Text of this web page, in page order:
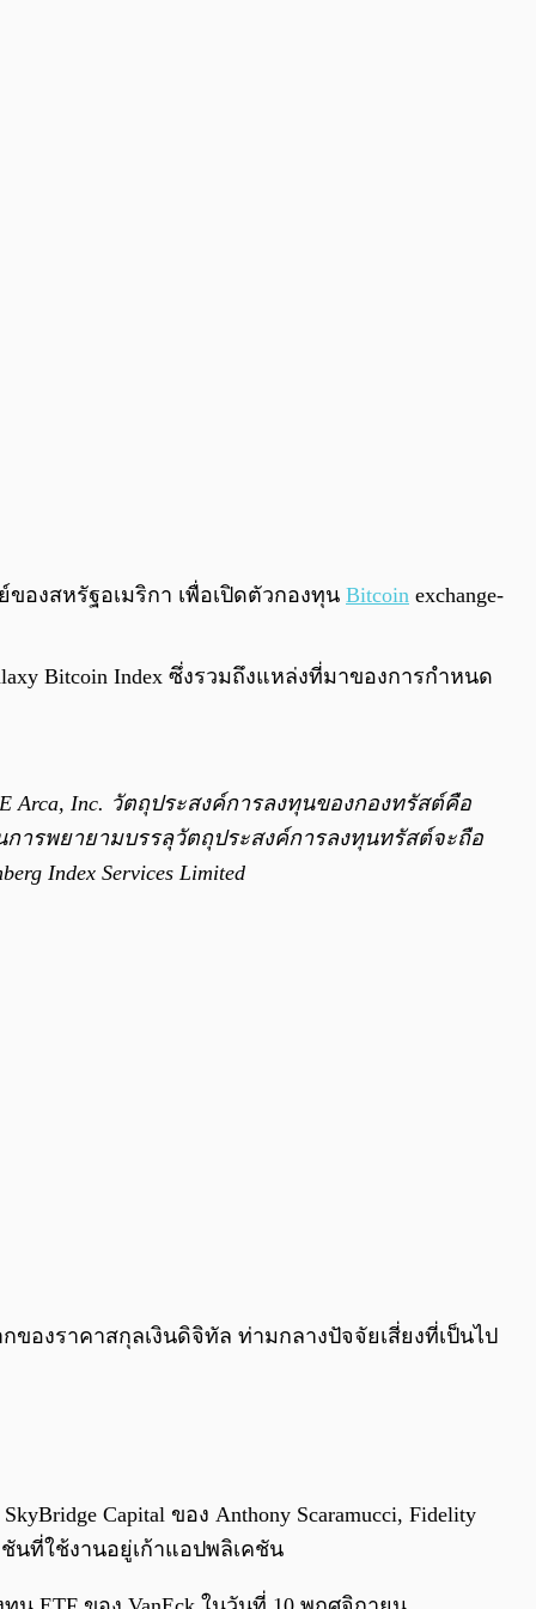
/
งสหรัฐอเมริกา เพื่อเปิดตัวกองทุน Bitcoin exchange-
Bitcoin Index ซึ่งรวมถึงแหล่งที่มาของการกำหนด
Arca, Inc. วัตถุประสงค์การลงทุนของกองทรัสต์คือ
การพยายามบรรลุวัตถุประสงค์การลงทุนทรัสต์จะถือ
Index Services Limited
องราคาสกุลเงินดิจิทัล ท่ามกลางปัจจัยเสี่ยงที่เป็นไป
Capital ของ Anthony Scaramucci, Fidelity
คชันที่ใช้งานอยู่เก้าแอปพลิเคชัน